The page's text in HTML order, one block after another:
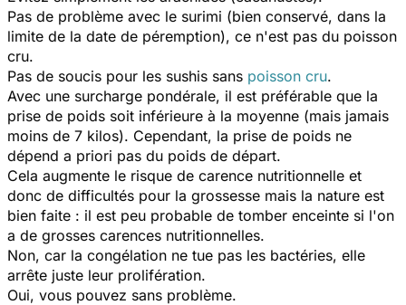
Pas de problème avec le surimi (bien conservé, dans la
limite de la date de péremption), ce n'est pas du poisson
cru.
Pas de soucis pour les sushis sans poisson cru.
Avec une surcharge pondérale, il est préférable que la
prise de poids soit inférieure à la moyenne (mais jamais
moins de 7 kilos). Cependant, la prise de poids ne
dépend a priori pas du poids de départ.
Cela augmente le risque de carence nutritionnelle et
donc de difficultés pour la grossesse mais la nature est
bien faite : il est peu probable de tomber enceinte si l'on
a de grosses carences nutritionnelles.
Non, car la congélation ne tue pas les bactéries, elle
arrête juste leur prolifération.
Oui, vous pouvez sans problème.